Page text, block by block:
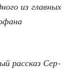
из глав­ных
рас­сказ Сер­